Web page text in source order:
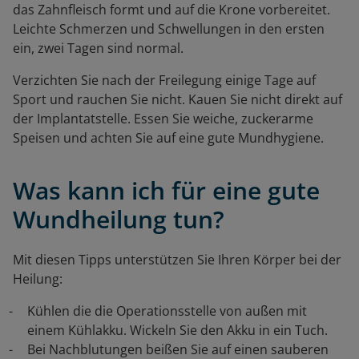
das Zahnfleisch formt und auf die Krone vorbereitet.
Leichte Schmerzen und Schwellungen in den ersten
ein, zwei Tagen sind normal.
Verzichten Sie nach der Freilegung einige Tage auf
Sport und rauchen Sie nicht. Kauen Sie nicht direkt auf
der Implantatstelle. Essen Sie weiche, zuckerarme
Speisen und achten Sie auf eine gute Mundhygiene.
Was kann ich für eine gute
Wundheilung tun?
Mit diesen Tipps unterstützen Sie Ihren Körper bei der
Heilung:
Kühlen die die Operationsstelle von außen mit
einem Kühlakku. Wickeln Sie den Akku in ein Tuch.
Bei Nachblutungen beißen Sie auf einen sauberen